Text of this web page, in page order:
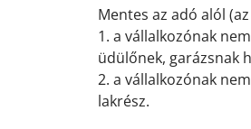
Mentes az adó alól
1. a vállalkozónak
üdülőnek, garázsnak
2. a vállalkozónak
lakrész.